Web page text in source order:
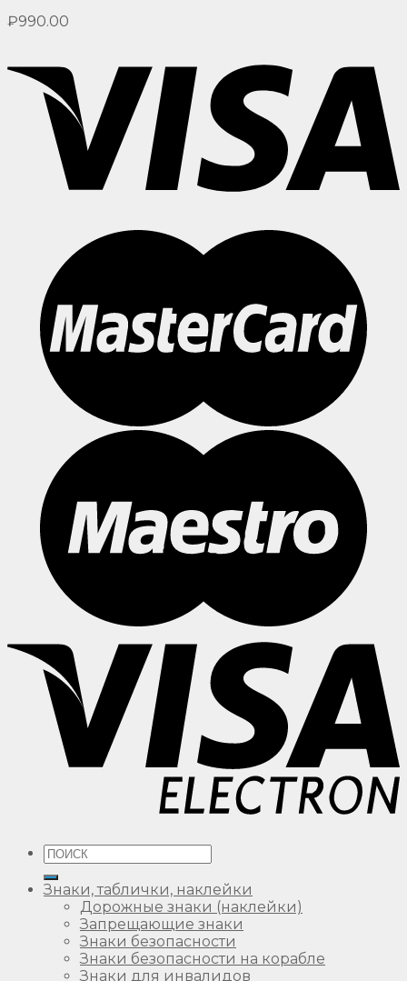
₽990.00
Искать:
Знаки, таблички, наклейки
Дорожные знаки (наклейки)
Запрещающие знаки
Знаки безопасности
Знаки безопасности на корабле
Знаки для инвалидов